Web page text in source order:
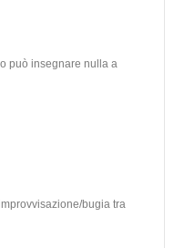
può insegnare nulla a
bugia tra